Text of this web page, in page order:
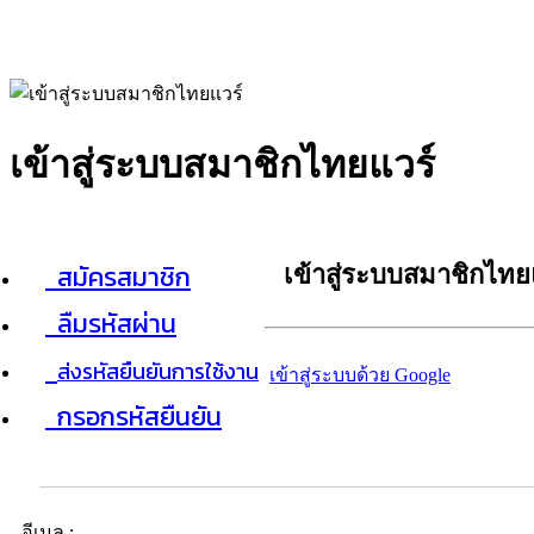
เข้าสู่ระบบสมาชิกไทยแวร์
สมัครสมาชิก
ลืมรหัสผ่าน
ส่งรหัสยืนยันการใช้งาน
กรอกรหัสยืนยัน
เข้าสู่ระบบสมาชิกไท
เข้าสู่ระบบด้วย Google